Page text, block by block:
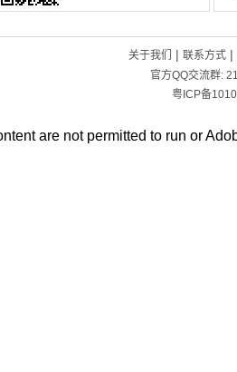
关于我们 | 联系方式|
官方QQ交流群:
粤ICP备
are not permitted to run or